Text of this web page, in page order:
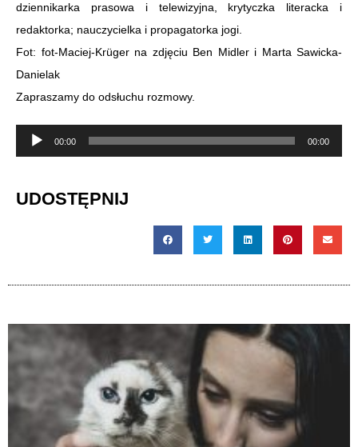
dziennikarka prasowa i telewizyjna, krytyczka literacka i
redaktorka; nauczycielka i propagatorka jogi.
Fot: fot-Maciej-Krüger na zdjęciu Ben Midler i Marta Sawicka-
Danielak
Zapraszamy do odsłuchu rozmowy.
Odtwarzacz
plików
00:00 00:00
UDOSTĘPNIJ